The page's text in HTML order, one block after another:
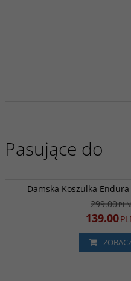
Pasujące do
Damska Koszulka Endura
299.00PLN
139.00